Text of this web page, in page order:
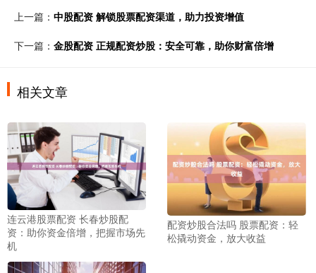
上一篇： 中股配资 解锁股票配资渠道，助力投资增值
下一篇： 金股配资 正规配资炒股：安全可靠，助你财富倍增
相关文章
连云港股票配资 长春炒股配
资：助你资金倍增，把握市场先
机
配资炒股合法吗 股票配资：轻
松撬动资金，放大收益